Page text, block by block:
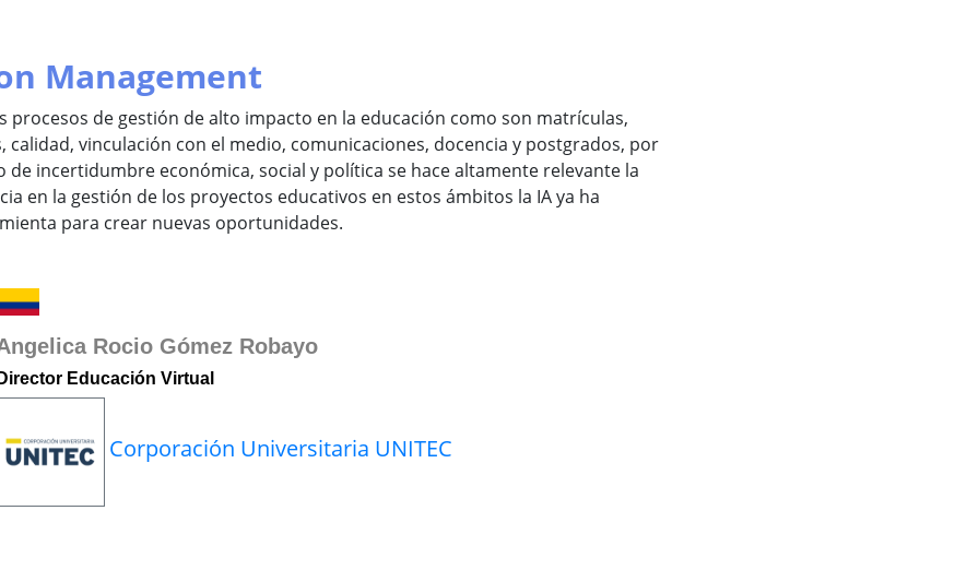
Management
procesos de gestión de alto impacto en la educación como son matrículas,
calidad, vinculación con el medio, comunicaciones, docencia y postgrados, por
de incertidumbre económica, social y política se hace altamente relevante la
en la gestión de los proyectos educativos en estos ámbitos la IA ya ha
para crear nuevas oportunidades.
Rocio Gómez Robayo
Director Educación Virtual
Corporación Universitaria UNITEC